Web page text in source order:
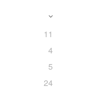
11
4
5
24